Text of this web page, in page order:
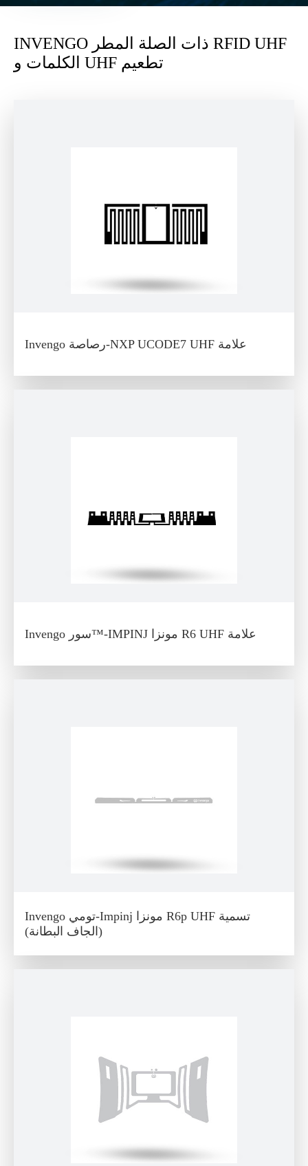
INVENGO ذات الصلة المطر RFID UHF
الكلمات و UHF تطعيم
Invengo رصاصة-NXP UCODE7 UHF علامة
Invengo سور™-IMPINJ مونزا R6 UHF علامة
Invengo تومي-Impinj مونزا R6p UHF تسمية
(الجاف البطانة)